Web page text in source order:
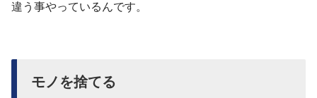
違う事やっているんです。
モノを捨てる